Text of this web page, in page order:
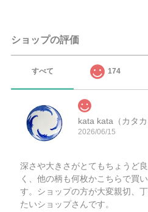
ショップの評価
すべて 174
kata kata（カタ
2026/06/15
深さや大きさがとてもちょうど
く、他の柄も何枚かこちらで買
す。ショップの方が大変親切、
たいショップさんです。